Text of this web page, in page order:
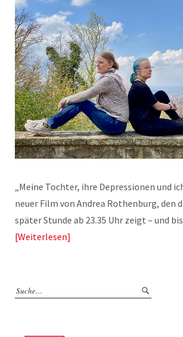
„Meine Tochter, ihre Depressionen und
neuer Film von Andrea Rothenburg, den
später Stunde ab 23.35 Uhr zeigt – und
Weiterlesen